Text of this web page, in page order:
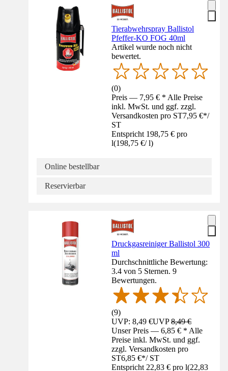
Tierabwehrspray Ballistol
Pfeffer-KO FOG 40ml
Artikel wurde noch nicht
bewertet.
(0)
Preis — 7,95 € * Alle Preise
inkl. MwSt. und ggf. zzgl.
Versandkosten pro ST7,95 €*/
ST
Entspricht 198,75 € pro
l(198,75 €/ l)
Online bestellbar
Reservierbar
Druckgasreiniger Ballistol 300
ml
Durchschnittliche Bewertung:
3.4 von 5 Sternen. 9
Bewertungen.
(9)
UVP: 8,49 €UVP8,49 €
Unser Preis — 6,85 € * Alle
Preise inkl. MwSt. und ggf.
zzgl. Versandkosten pro
ST6,85 €*/ ST
Entspricht 22,83 € pro l(22,83